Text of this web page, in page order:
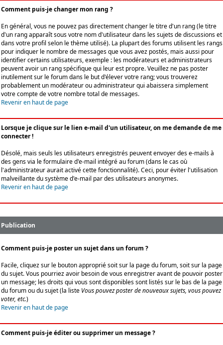
Comment puis-je changer mon rang ?
En général, vous ne pouvez pas directement changer le titre d'un rang (le titre
d'un rang apparaît sous votre nom d'utilisateur dans les sujets de discussions et
dans votre profil selon le thème utilisé). La plupart des forums utilisent les rangs
pour indiquer le nombre de messages que vous avez postés, mais aussi pour
identifier certains utilisateurs, exemple : les modérateurs et administrateurs
peuvent avoir un rang spécifique qui leur est propre. Veuillez ne pas poster
inutilement sur le forum dans le but d'élever votre rang; vous trouverez
probablement un modérateur ou administrateur qui abaissera simplement
votre compte de votre nombre total de messages.
Revenir en haut de page
Lorsque je clique sur le lien e-mail d'un utilisateur, on me demande de me
connecter !
Désolé, mais seuls les utilisateurs enregistrés peuvent envoyer des e-mails à
des gens via le formulaire d'e-mail intégré au forum (dans le cas où
l'administrateur aurait activé cette fonctionnalité). Ceci, pour éviter l'utilisation
malveillante du système d'e-mail par des utilisateurs anonymes.
Revenir en haut de page
Publication
Comment puis-je poster un sujet dans un forum ?
Facile, cliquez sur le bouton approprié soit sur la page du forum, soit sur la page
du sujet. Vous pourriez avoir besoin de vous enregistrer avant de pouvoir poster
un message; les droits qui vous sont disponibles sont listés sur le bas de la page
du forum ou du sujet (la liste Vous pouvez poster de nouveaux sujets, vous pouvez
voter, etc.)
Revenir en haut de page
Comment puis-je éditer ou supprimer un message ?